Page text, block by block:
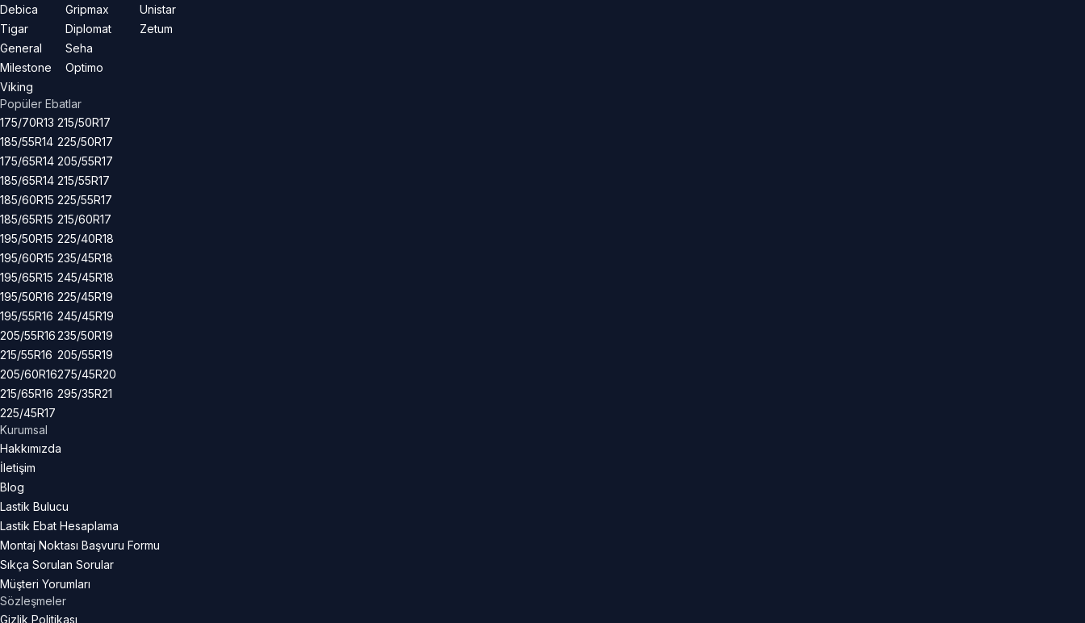
Debica
Tigar
General
Milestone
Viking
Gripmax
Diplomat
Seha
Optimo
Unistar
Zetum
Popüler Ebatlar
175/70R13
185/55R14
175/65R14
185/65R14
185/60R15
185/65R15
195/50R15
195/60R15
195/65R15
195/50R16
195/55R16
205/55R16
215/55R16
205/60R16
215/65R16
225/45R17
215/50R17
225/50R17
205/55R17
215/55R17
225/55R17
215/60R17
225/40R18
235/45R18
245/45R18
225/45R19
245/45R19
235/50R19
205/55R19
275/45R20
295/35R21
Kurumsal
Hakkımızda
İletişim
Blog
Lastik Bulucu
Lastik Ebat Hesaplama
Montaj Noktası Başvuru Formu
Sıkça Sorulan Sorular
Müşteri Yorumları
Sözleşmeler
Gizlik Politikası